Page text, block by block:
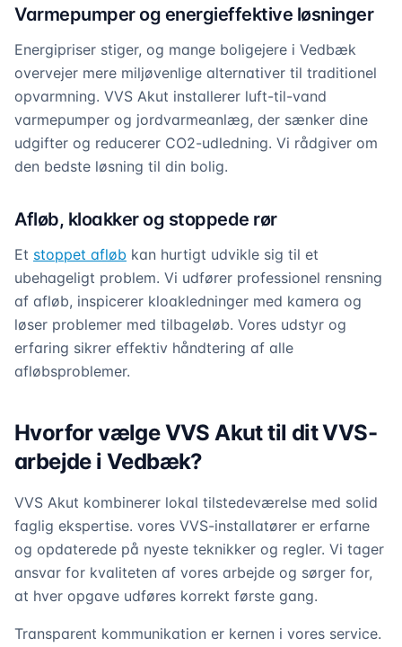
Varmepumper og energieffektive løsninger
Energipriser stiger, og mange boligejere i Vedbæk
overvejer mere miljøvenlige alternativer til traditionel
opvarmning. VVS Akut installerer luft-til-vand
varmepumper og jordvarmeanlæg, der sænker dine
udgifter og reducerer CO2-udledning. Vi rådgiver om
den bedste løsning til din bolig.
Afløb, kloakker og stoppede rør
Et stoppet afløb kan hurtigt udvikle sig til et
ubehageligt problem. Vi udfører professionel rensning
af afløb, inspicerer kloakledninger med kamera og
løser problemer med tilbageløb. Vores udstyr og
erfaring sikrer effektiv håndtering af alle
afløbsproblemer.
Hvorfor vælge VVS Akut til dit VVS-
arbejde i Vedbæk?
VVS Akut kombinerer lokal tilstedeværelse med solid
faglig ekspertise. vores VVS-installatører er erfarne
og opdaterede på nyeste teknikker og regler. Vi tager
ansvar for kvaliteten af vores arbejde og sørger for,
at hver opgave udføres korrekt første gang.
Transparent kommunikation er kernen i vores service.